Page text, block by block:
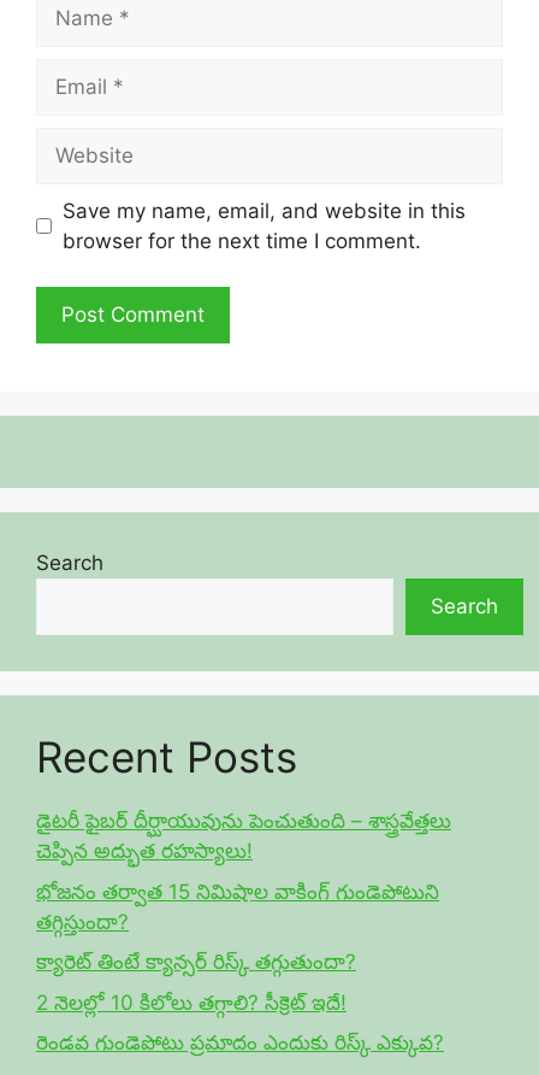
Save my name, email, and website in this
browser for the next time I comment.
Search
Search
Recent Posts
డైటరీ ఫైబర్ దీర్ఘాయువును పెంచుతుంది – శాస్త్రవేత్తలు
చెప్పిన అద్భుత రహస్యాలు!
భోజనం తర్వాత 15 నిమిషాల వాకింగ్ గుండెపోటుని
తగ్గిస్తుందా?
క్యారెట్ తింటే క్యాన్సర్ రిస్క్ తగ్గుతుందా?
2 నెలల్లో 10 కిలోలు తగ్గాలి? సీక్రెట్ ఇదే!
రెండవ గుండెపోటు ప్రమాదం ఎందుకు రిస్క్ ఎక్కువ?